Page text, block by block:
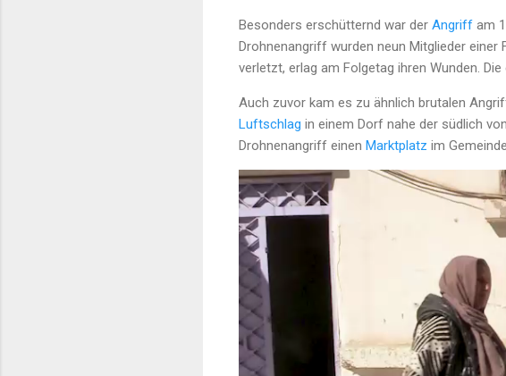
Besonders erschütternd war der Angriff am
Drohnenangriff wurden neun Mitglieder
verletzt, erlag am Folgetag ihren Wunden.
Auch zuvor kam es zu ähnlich brutalen
Luftschlag in einem Dorf nahe der südlich
Drohnenangriff einen Marktplatz im